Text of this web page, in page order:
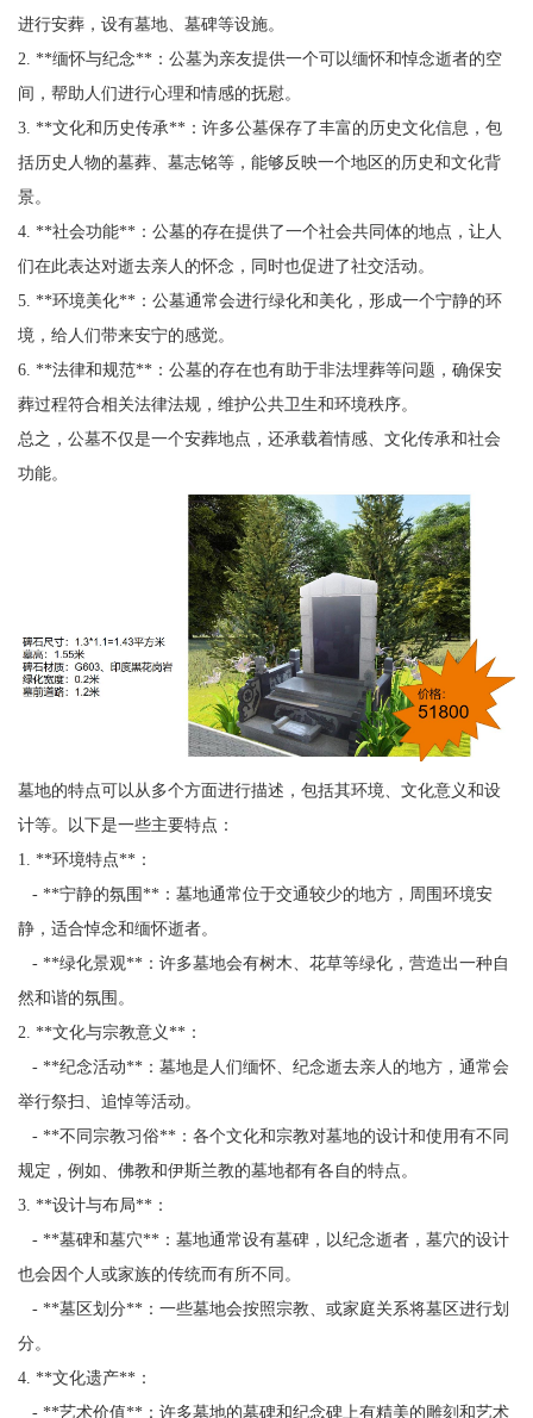
进行安葬，设有墓地、墓碑等设施。
2. **缅怀与纪念**：公墓为亲友提供一个可以缅怀和悼念逝者的空
间，帮助人们进行心理和情感的抚慰。
3. **文化和历史传承**：许多公墓保存了丰富的历史文化信息，包
括历史人物的墓葬、墓志铭等，能够反映一个地区的历史和文化背
景。
4. **社会功能**：公墓的存在提供了一个社会共同体的地点，让人
们在此表达对逝去亲人的怀念，同时也促进了社交活动。
5. **环境美化**：公墓通常会进行绿化和美化，形成一个宁静的环
境，给人们带来安宁的感觉。
6. **法律和规范**：公墓的存在也有助于非法埋葬等问题，确保安
葬过程符合相关法律法规，维护公共卫生和环境秩序。
总之，公墓不仅是一个安葬地点，还承载着情感、文化传承和社会
功能。
墓地的特点可以从多个方面进行描述，包括其环境、文化意义和设
计等。以下是一些主要特点：
1. **环境特点**：
- **宁静的氛围**：墓地通常位于交通较少的地方，周围环境安
静，适合悼念和缅怀逝者。
- **绿化景观**：许多墓地会有树木、花草等绿化，营造出一种自
然和谐的氛围。
2. **文化与宗教意义**：
- **纪念活动**：墓地是人们缅怀、纪念逝去亲人的地方，通常会
举行祭扫、追悼等活动。
- **不同宗教习俗**：各个文化和宗教对墓地的设计和使用有不同
规定，例如、佛教和伊斯兰教的墓地都有各自的特点。
3. **设计与布局**：
- **墓碑和墓穴**：墓地通常设有墓碑，以纪念逝者，墓穴的设计
也会因个人或家族的传统而有所不同。
- **墓区划分**：一些墓地会按照宗教、或家庭关系将墓区进行划
分。
4. **文化遗产**：
- **艺术价值**：许多墓地的墓碑和纪念碑上有精美的雕刻和艺术